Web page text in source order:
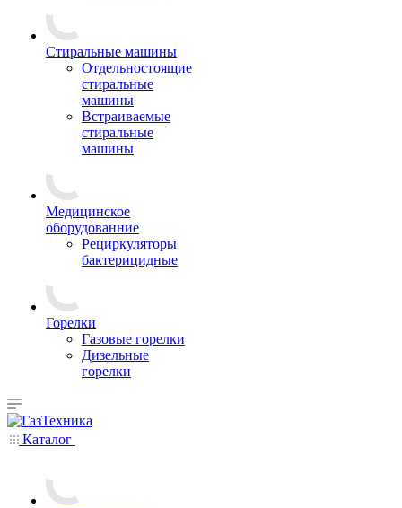
Стиральные машины
Отдельностоящие
стиральные
машины
Встраиваемые
стиральные
машины
Медицинское
оборудованние
Рециркуляторы
бактерицидные
Горелки
Газовые горелки
Дизельные
горелки
Каталог